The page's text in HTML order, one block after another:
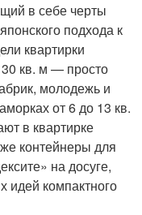
в себе черты
подхода к
квартирки
кв. м — просто
молодежь и
от 6 до 13 кв.
в квартирке
контейнеры для
на досуге,
идей компактного